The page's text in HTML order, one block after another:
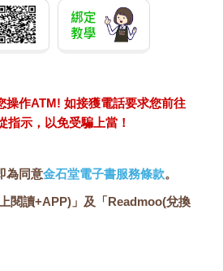
操作ATM! 如接獲電話要求您前往
指示，以免受騙上當！
為同意金石堂電子書服務條款。
閱讀+APP)」及「Readmoo(兌換